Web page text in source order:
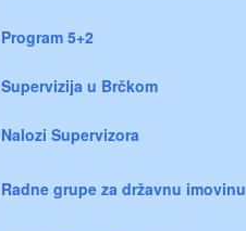
Program 5+2
Supervizija u Brčkom
Nalozi Supervizora
Radne grupe za državnu imovinu